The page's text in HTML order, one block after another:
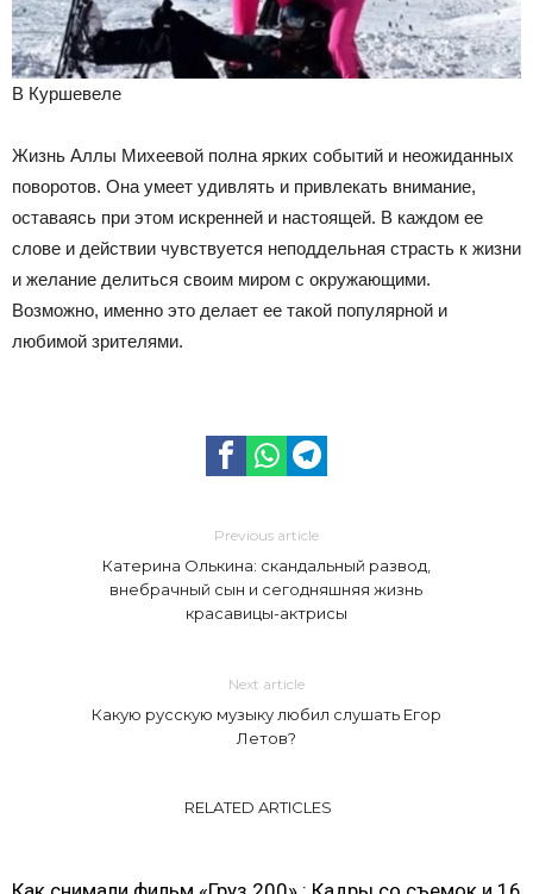
В Куршевеле
Жизнь Аллы Михеевой полна ярких событий и неожиданных
поворотов. Она умеет удивлять и привлекать внимание,
оставаясь при этом искренней и настоящей. В каждом ее
слове и действии чувствуется неподдельная страсть к жизни
и желание делиться своим миром с окружающими.
Возможно, именно это делает ее такой популярной и
любимой зрителями.
Previous article
Катерина Олькина: скандальный развод,
внебрачный сын и сегодняшняя жизнь
красавицы-актрисы
Next article
Какую русскую музыку любил слушать Егор
Летов?
RELATED ARTICLES